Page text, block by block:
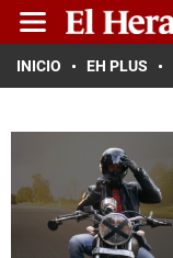
INICIO EH PLUS